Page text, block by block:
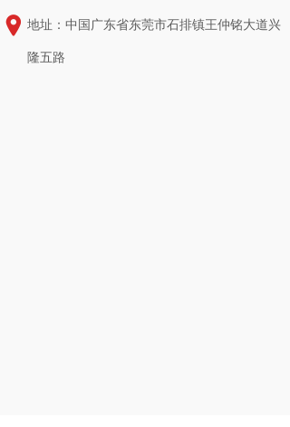
地址：中国广东省东莞市石排镇王仲铭大道兴
隆五路